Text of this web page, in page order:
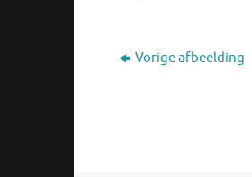
Vorige afbeelding